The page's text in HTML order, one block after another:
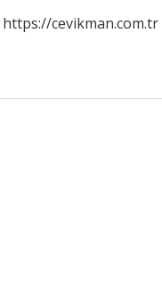
https://cevikman.com.tr